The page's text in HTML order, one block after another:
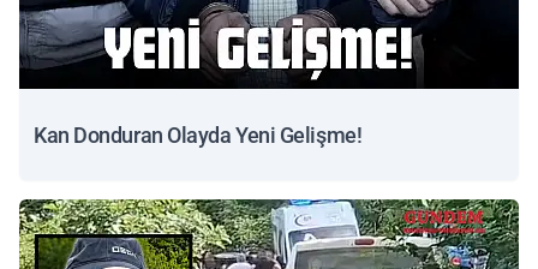
Kan Donduran Olayda Yeni Gelişme!